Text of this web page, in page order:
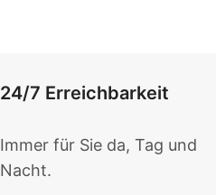
24/7 Erreichbarkeit
Immer für Sie da, Tag und
Nacht.